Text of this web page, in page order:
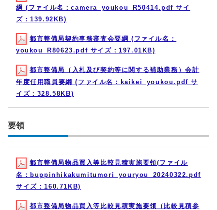
綱 (ファイル名：camera_youkou_R50414.pdf サイ
ズ：139.92KB)
都市整備局契約事務審査会要綱 (ファイル名：
youkou_R80623.pdf サイズ：197.01KB)
都市整備局（入札及び契約等に関する補助業務）会計
年度任用職員要綱 (ファイル名：kaikei_youkou.pdf サ
イズ：328.58KB)
要領
都市整備局物品買入等比較見積実施要領(ファイル
名：buppinhikakumitumori_youryou_20240322.pdf
サイズ：160.71KB)
都市整備局物品買入等比較見積実施要領（比較見積参